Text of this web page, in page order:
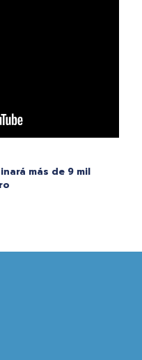
más de 9 mil